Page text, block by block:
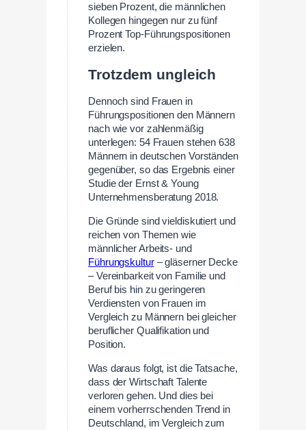
sieben Prozent, die männlichen
Kollegen hingegen nur zu fünf
Prozent Top-Führungspositionen
erzielen.
Trotzdem ungleich
Dennoch sind Frauen in
Führungspositionen den Männern
nach wie vor zahlenmäßig
unterlegen: 54 Frauen stehen 638
Männern in deutschen Vorständen
gegenüber, so das Ergebnis einer
Studie der Ernst & Young
Unternehmensberatung 2018.
Die Gründe sind vieldiskutiert und
reichen von Themen wie
männlicher Arbeits- und
Führungskultur– gläserner Decke
– Vereinbarkeit von Familie und
Beruf bis hin zu geringeren
Verdiensten von Frauen im
Vergleich zu Männern bei gleicher
beruflicher Qualifikation und
Position.
Was daraus folgt, ist die Tatsache,
dass der Wirtschaft Talente
verloren gehen. Und dies bei
einem vorherrschenden Trend in
Deutschland, im Vergleich zum